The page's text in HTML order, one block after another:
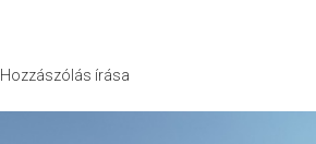
Hozzászólás írása